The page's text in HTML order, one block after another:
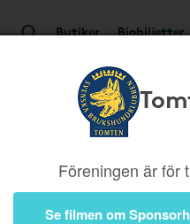
Butiker Biobiljetter
Föreningen är för
Se filmen om
Om